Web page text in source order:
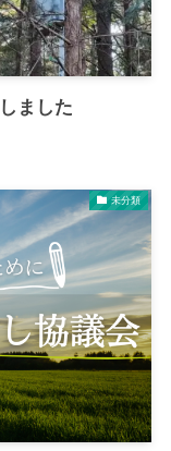
ました
未分類